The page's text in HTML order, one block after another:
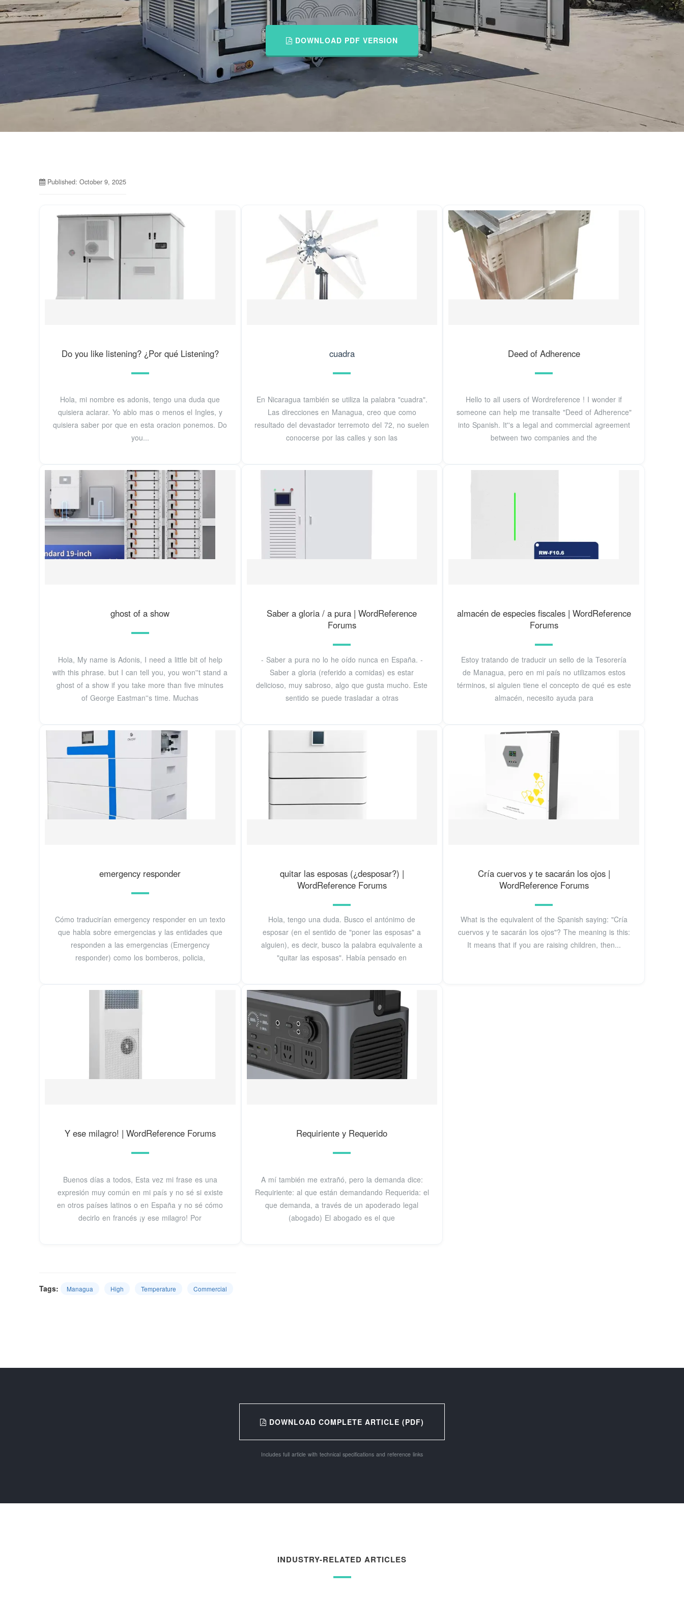
DOWNLOAD PDF VERSION
Published: October 9, 2025
Do you like listening? ¿Por qué Listening?
Hola, mi nombre es adonis, tengo una duda que
quisiera aclarar. Yo ablo mas o menos el Ingles, y
quisiera saber por que en esta oracion ponemos. Do
you...
cuadra
En Nicaragua también se utiliza la palabra "cuadra".
Las direcciones en Managua, creo que como
resultado del devastador terremoto del 72, no suelen
conocerse por las calles y son las
Deed of Adherence
Hello to all users of Wordreference ! I wonder if
someone can help me transalte "Deed of Adherence"
into Spanish. It''s a legal and commercial agreement
between two companies and the
ghost of a show
Hola, My name is Adonis, I need a little bit of help
with this phrase. but I can tell you, you won''t stand a
ghost of a show if you take more than five minutes
of George Eastman''s time. Muchas
Saber a gloria / a pura | WordReference
Forums
- Saber a pura no lo he oído nunca en España. -
Saber a gloria (referido a comidas) es estar
delicioso, muy sabroso, algo que gusta mucho. Este
sentido se puede trasladar a otras
almacén de especies fiscales | WordReference
Forums
Estoy tratando de traducir un sello de la Tesorería
de Managua, pero en mi país no utilizamos estos
términos, si alguien tiene el concepto de qué es este
almacén, necesito ayuda para
emergency responder
Cómo traducirían emergency responder en un texto
que habla sobre emergencias y las entidades que
responden a las emergencias (Emergency
responder) como los bomberos, policia,
quitar las esposas (¿desposar?) |
WordReference Forums
Hola, tengo una duda. Busco el antónimo de
esposar (en el sentido de "poner las esposas" a
alguien), es decir, busco la palabra equivalente a
"quitar las esposas". Había pensado en
Cría cuervos y te sacarán los ojos |
WordReference Forums
What is the equivalent of the Spanish saying: "Cría
cuervos y te sacarán los ojos"? The meaning is this:
It means that if you are raising children, then...
Y ese milagro! | WordReference Forums
Buenos días a todos, Esta vez mi frase es una
expresión muy común en mi país y no sé si existe
en otros países latinos o en España y no sé cómo
decirlo en francés ¡y ese milagro! Por
Requiriente y Requerido
A mí también me extrañó, pero la demanda dice:
Requiriente: al que están demandando Requerida: el
que demanda, a través de un apoderado legal
(abogado) El abogado es el que
Tags: Managua High Temperature Commercial
DOWNLOAD COMPLETE ARTICLE (PDF)
Includes full article with technical specifications and reference links
INDUSTRY-RELATED ARTICLES